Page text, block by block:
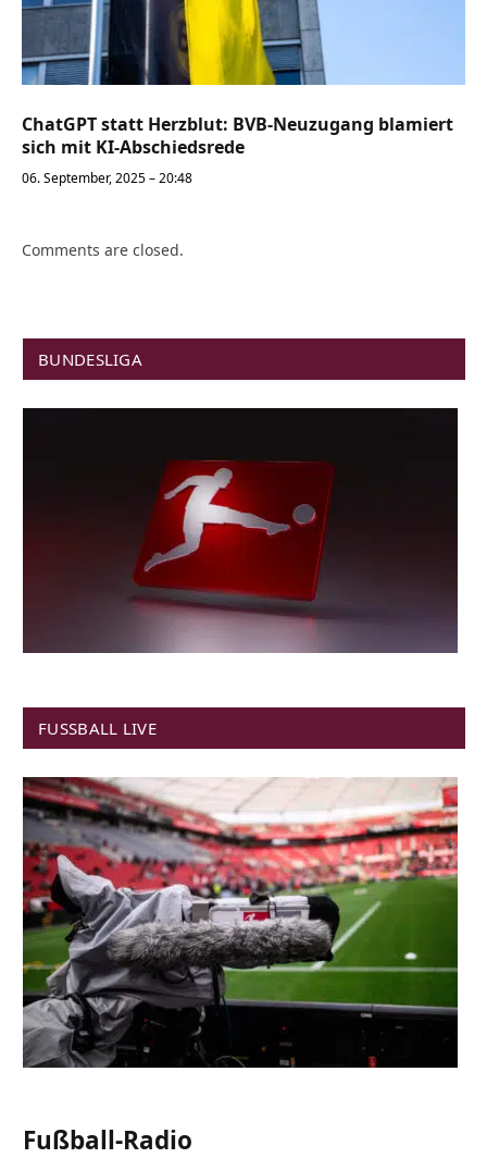
ChatGPT statt Herzblut: BVB-Neuzugang blamiert
sich mit KI-Abschiedsrede
06. September, 2025 – 20:48
Comments are closed.
BUNDESLIGA
FUSSBALL LIVE
Fußball-Radio